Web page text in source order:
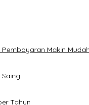
Makin
Tahun